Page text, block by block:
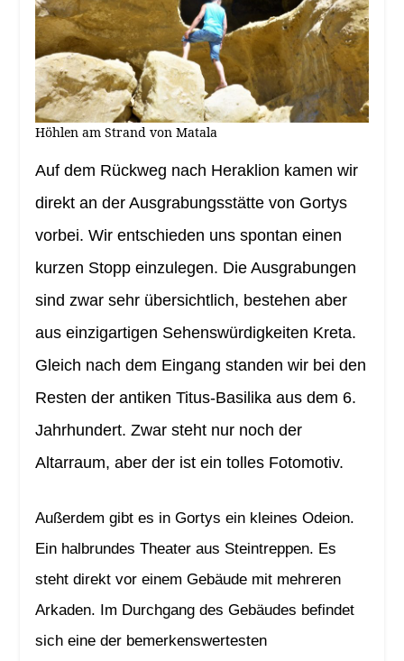
Höhlen am Strand von Matala
Auf dem Rückweg nach Heraklion kamen wir
direkt an der Ausgrabungsstätte von Gortys
vorbei. Wir entschieden uns spontan einen
kurzen Stopp einzulegen. Die Ausgrabungen
sind zwar sehr übersichtlich, bestehen aber
aus einzigartigen Sehenswürdigkeiten Kreta.
Gleich nach dem Eingang standen wir bei den
Resten der antiken Titus-Basilika aus dem 6.
Jahrhundert. Zwar steht nur noch der
Altarraum, aber der ist ein tolles Fotomotiv.
Außerdem gibt es in Gortys ein kleines Odeion.
Ein halbrundes Theater aus Steintreppen. Es
steht direkt vor einem Gebäude mit mehreren
Arkaden. Im Durchgang des Gebäudes befindet
sich eine der bemerkenswertesten